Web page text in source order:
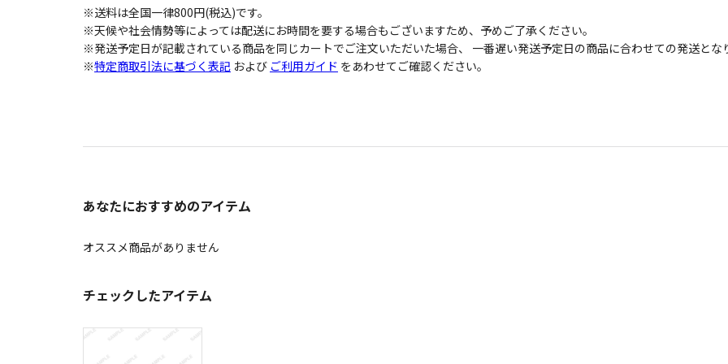
※送料は全国一律800円(税込)です。
※天候や社会情勢等によっては配送にお時間を要する場合もございますため、予めご了承ください。
※発送予定日が記載されている商品を同じカートでご注文いただいた場合、 一番遅い発送予定日の商品に合わせての発送とな
※特定商取引法に基づく表記 および ご利用ガイド をあわせてご確認ください。
あなたにおすすめのアイテム
オススメ商品がありません
チェックしたアイテム